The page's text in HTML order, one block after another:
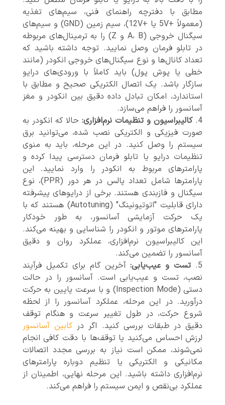
مطابق با دفترچه راهنمای فنی، سیم‌های تغذیه
(معمولاً +5V یا +12V)، سیم زمین (GND) و سیم‌های
سیگنال خروجی (A، B و Z) را به ترمینال‌های مربوطه
در تابلو فرمان وصل نمایید. توجه داشته باشید که
تعداد کانال‌ها و نوع سیگنال‌های خروجی انکودر (مانند
خطی یا پوش پول) باید کاملاً با ورودی‌های درایو
سازگار باشد. یک اتصال الکتریکی صحیح و مطابق با
استاندارد، امکان تبادل داده دقیق بین انکودر و مغز
آسانسور را فراهم می‌سازد.
کالیبراسیون و تنظیمات نرم‌افزاری:حالا که انکودر به
صورت فیزیکی و الکتریکی نصب شده، می‌توانید برق
سیستم را وصل کنید. در این مرحله، باید به منوی
تنظیمات درایو یا تابلو فرمان دسترسی پیدا کرده و
پارامترهای مربوط به انکودر را وارد نمایید. این
پارامترها شامل تعداد پالس در هر دور (PPR)، نوع
سیگنال و فازبندی هستند. برخی از درایوهای پیشرفته
دارای قابلیت "اتوتیونینگ" (Autotuning) هستند که با
یک حرکت آزمایشی آسانسور، به طور خودکار
پارامترهای موتور و انکودر را شناسایی و بهینه می‌کند.
این کالیبراسیون نرم‌افزاری، عملکرد روان و دقیق
آسانسور را تضمین می‌کند.
تست و عیب‌یابی:آخرین گام برای تکمیل فرآیند
نصب، تست و عیب‌یابی است. آسانسور را در حالت
دستی (Inspection Mode) و با سرعت پایین به حرکت
درآورید. در این مرحله، عملکرد آسانسور را از لحظه
شروع حرکت، در طول تغییر سرعت و هنگام توقف
دقیق در طبقات بررسی کنید. اگر در کابین آسانسور
لرزش احساس می‌کنید یا توقف‌ها با دقت کافی انجام
نمی‌شوند، ممکن است نیاز به بررسی مجدد اتصالات
مکانیکی و الکتریکی یا تنظیم دوباره پارامترهای
نرم‌افزاری داشته باشید. این مرحله نهایی، اطمینان از
عملکرد بی‌نقص و ایمن سیستم را فراهم می‌کند.